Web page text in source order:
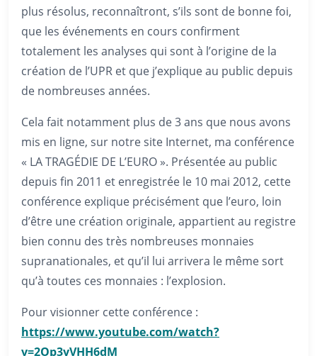
plus résolus, reconnaîtront, s’ils sont de bonne foi,
que les événements en cours confirment
totalement les analyses qui sont à l’origine de la
création de l’UPR et que j’explique au public depuis
de nombreuses années.
Cela fait notamment plus de 3 ans que nous avons
mis en ligne, sur notre site Internet, ma conférence
« LA TRAGÉDIE DE L’EURO ». Présentée au public
depuis fin 2011 et enregistrée le 10 mai 2012, cette
conférence explique précisément que l’euro, loin
d’être une création originale, appartient au registre
bien connu des très nombreuses monnaies
supranationales, et qu’il lui arrivera le même sort
qu’à toutes ces monnaies : l’explosion.
Pour visionner cette conférence :
https://www.youtube.com/watch?
v=2Op3yVHH6dM